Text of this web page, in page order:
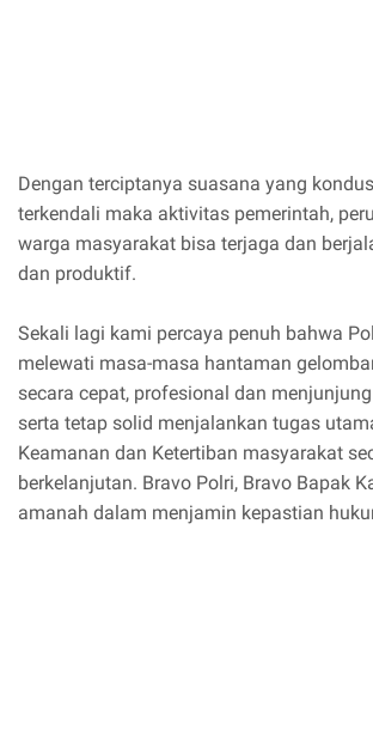
Dengan terciptanya suasana yang
terkendali maka aktivitas pemerintah,
warga masyarakat bisa terjaga dan
dan produktif.
Sekali lagi kami percaya penuh bahwa
melewati masa-masa hantaman
secara cepat, profesional dan
serta tetap solid menjalankan tugas
Keamanan dan Ketertiban masyarakat
berkelanjutan. Bravo Polri, Bravo Bapak
amanah dalam menjamin kepastian